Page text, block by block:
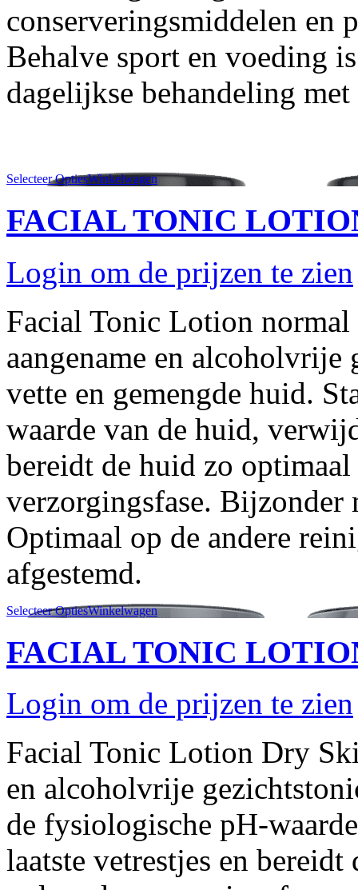
conserveringsmiddelen en
Behalve sport en voeding
dagelijkse behandeling
Selecteer OptiesWinkelwagen
FACIAL TONIC
Login om de prijzen te zien
Facial Tonic Lotion
aangename en
vette en gemengde huid.
waarde van de huid,
bereidt de huid zo
verzorgingsfase. Bijzonder
Optimaal op de andere
afgestemd.
Selecteer OptiesWinkelwagen
FACIAL TONIC
Login om de prijzen te zien
Facial Tonic Lotion Dry
en alcoholvrije
de fysiologische pH-
laatste vetrestjes en